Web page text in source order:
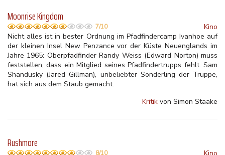
Moonrise Kingdom
7/10
Kino
Nicht alles ist in bester Ordnung im Pfadfindercamp Ivanhoe auf
der kleinen Insel New Penzance vor der Küste Neuenglands im
Jahre 1965: Oberpfadfinder Randy Weiss (Edward Norton) muss
feststellen, dass ein Mitglied seines Pfadfindertrupps fehlt. Sam
Shandusky (Jared Gillman), unbeliebter Sonderling der Truppe,
hat sich aus dem Staub gemacht.
Kritik von Simon Staake
Rushmore
8/10